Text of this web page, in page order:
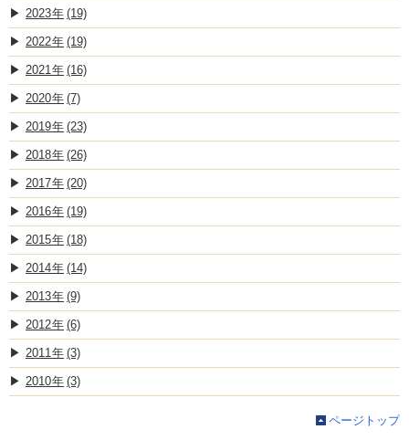
2023 (19)
2022 (19)
2021 (16)
2020 (7)
2019 (23)
2018 (26)
2017 (20)
2016 (19)
2015 (18)
2014 (14)
2013 (9)
2012 (6)
2011 (3)
2010 (3)
ページトップ